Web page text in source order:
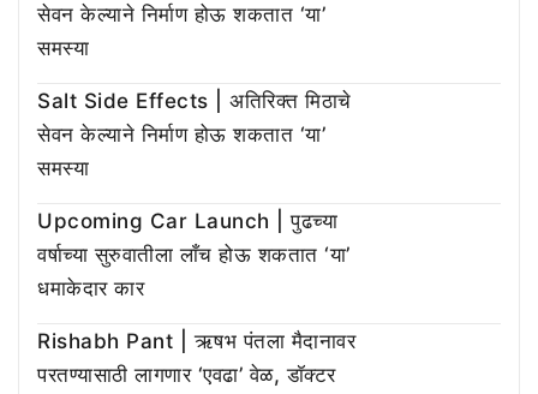
सेवन केल्याने निर्माण होऊ शकतात ‘या’
समस्या
Salt Side Effects | अतिरिक्त मिठाचे
सेवन केल्याने निर्माण होऊ शकतात ‘या’
समस्या
Upcoming Car Launch | पुढच्या
वर्षाच्या सुरुवातीला लाँच होऊ शकतात ‘या’
धमाकेदार कार
Rishabh Pant | ऋषभ पंतला मैदानावर
परतण्यासाठी लागणार ‘एवढा’ वेळ, डॉक्टर